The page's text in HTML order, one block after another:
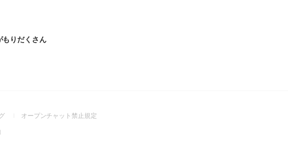
もりだくさん
(Openオープンチャット禁止規定(Open